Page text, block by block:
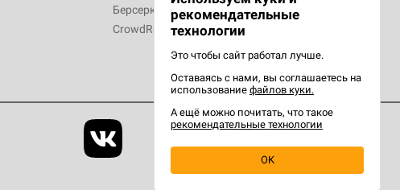
Берсерк
CrowdRepublic
рекомендательные
технологии
Это чтобы сайт работал лучше.
Оставаясь с нами, вы соглашаетесь на
использование файлов куки.
А ещё можно почитать, что такое
рекомендательные технологии
OK